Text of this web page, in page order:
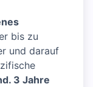
bis zu
und darauf
3 Jahre